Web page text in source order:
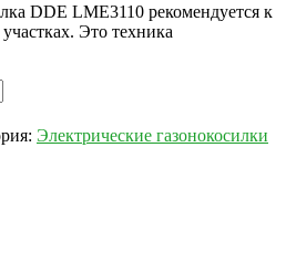
DDE LME3110 рекомендуется к
Это техника
Электрические газонокосилки